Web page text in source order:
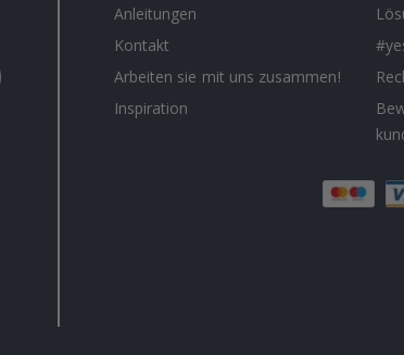
Anleitungen
Kontakt
Arbeiten sie mit uns zusammen!
Inspiration